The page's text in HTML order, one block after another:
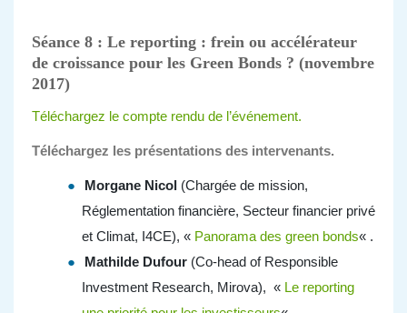
Séance 8 : Le reporting : frein ou accélérateur
de croissance pour les Green Bonds ? (novembre
2017)
Téléchargez le compte rendu de l’événement.
Téléchargez les présentations des intervenants.
Morgane Nicol(Chargée de mission,
Réglementation financière, Secteur financier privé
et Climat, I4CE), « Panorama des green bonds« .
Mathilde Dufour(Co-head of Responsible
Investment Research, Mirova), « Le reporting